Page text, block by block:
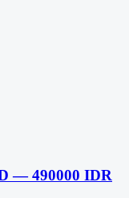
— 490000 IDR